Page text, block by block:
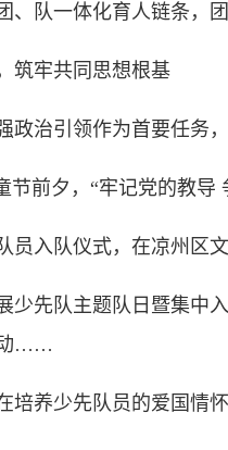
、队一体化育人链条，
牢共同思想根基
治引领作为首要任务，
前夕，“牢记党的教导
入队仪式，在凉州区文
先队主题队日暨集中入
动……
养少先队员的爱国情怀